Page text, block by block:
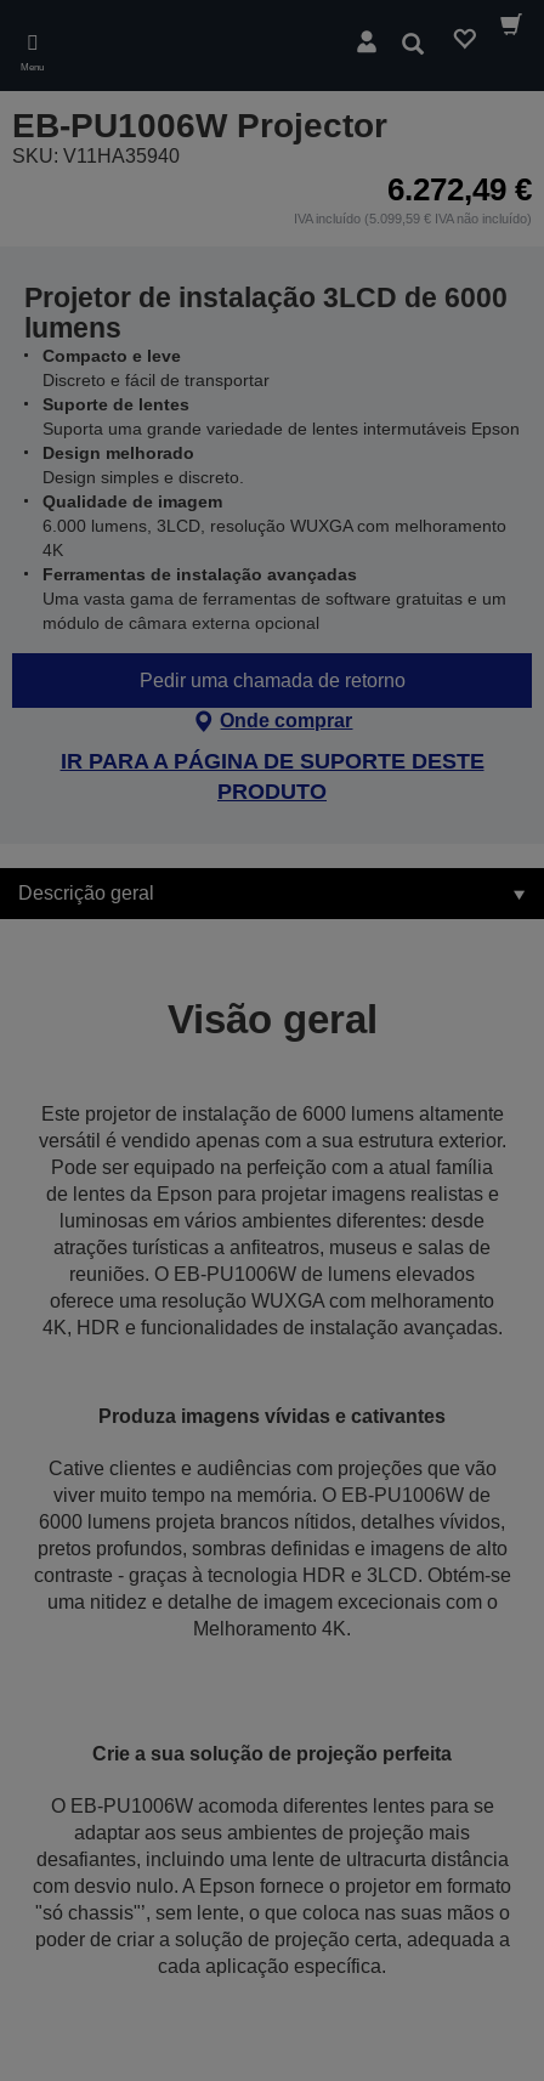
main
content
Menu
Pesquisar
EB-PU1006W Projector
SKU: V11HA35940
6.272,49 €
IVA incluído (5.099,59 € IVA não incluído)
Projetor de instalação 3LCD de 6000
lumens
Compacto e leve
Discreto e fácil de transportar
Suporte de lentes
Suporta uma grande variedade de lentes intermutáveis Epson
Design melhorado
Design simples e discreto.
Qualidade de imagem
6.000 lumens, 3LCD, resolução WUXGA com melhoramento
4K
Ferramentas de instalação avançadas
Uma vasta gama de ferramentas de software gratuitas e um
módulo de câmara externa opcional
Pedir uma chamada de retorno
Onde comprar
IR PARA A PÁGINA DE SUPORTE DESTE
PRODUTO
Descrição geral
Visão geral
Este projetor de instalação de 6000 lumens altamente
versátil é vendido apenas com a sua estrutura exterior.
Pode ser equipado na perfeição com a atual família
de lentes da Epson para projetar imagens realistas e
luminosas em vários ambientes diferentes: desde
atrações turísticas a anfiteatros, museus e salas de
reuniões. O EB-PU1006W de lumens elevados
oferece uma resolução WUXGA com melhoramento
4K, HDR e funcionalidades de instalação avançadas.
Produza imagens vívidas e cativantes
Cative clientes e audiências com projeções que vão
viver muito tempo na memória. O EB-PU1006W de
6000 lumens projeta brancos nítidos, detalhes vívidos,
pretos profundos, sombras definidas e imagens de alto
contraste - graças à tecnologia HDR e 3LCD. Obtém-se
uma nitidez e detalhe de imagem excecionais com o
Melhoramento 4K.
Crie a sua solução de projeção perfeita
O EB-PU1006W acomoda diferentes lentes para se
adaptar aos seus ambientes de projeção mais
desafiantes, incluindo uma lente de ultracurta distância
com desvio nulo. A Epson fornece o projetor em formato
"só chassis"’, sem lente, o que coloca nas suas mãos o
poder de criar a solução de projeção certa, adequada a
cada aplicação específica.